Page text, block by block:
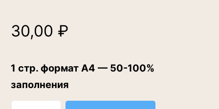
30,00 ₽
1 стр. формат А4 — 50-100%
заполнения